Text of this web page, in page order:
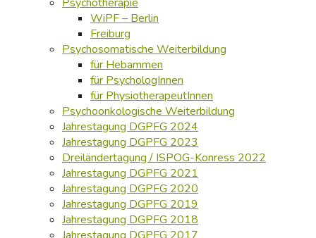
WiPF – Berlin
Freiburg
Psychosomatische Weiterbildung
für Hebammen
für PsychologInnen
für PhysiotherapeutInnen
Psychoonkologische Weiterbildung
Jahrestagung DGPFG 2024
Jahrestagung DGPFG 2023
Dreiländertagung / ISPOG-Konress 2022
Jahrestagung DGPFG 2021
Jahrestagung DGPFG 2020
Jahrestagung DGPFG 2019
Jahrestagung DGPFG 2018